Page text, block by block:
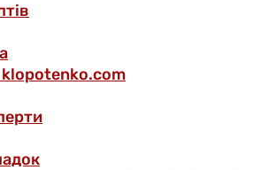
klopotenko.com